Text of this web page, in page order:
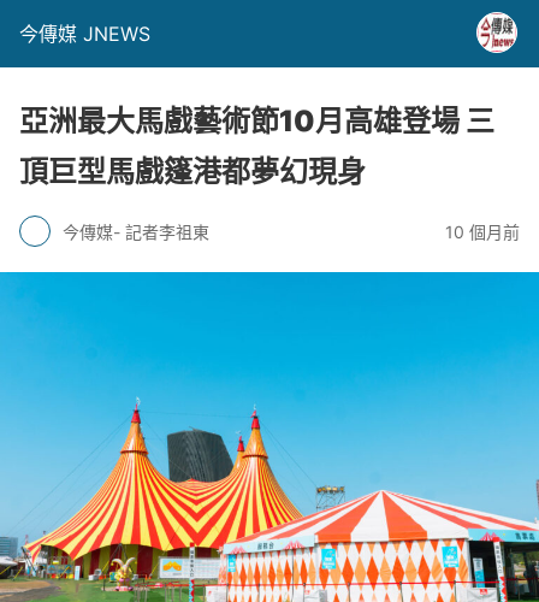
今傳媒 JNEWS
亞洲最大馬戲藝術節10月高雄登場 三
頂巨型馬戲篷港都夢幻現身
今傳媒- 記者李祖東 10 個月前